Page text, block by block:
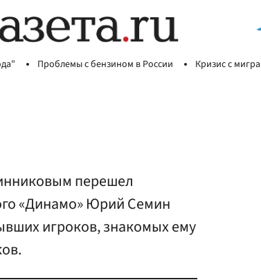
Проблемы с бензином в России Кризис с
перешел
«Динамо» Юрий Семин
игроков, знакомых ему